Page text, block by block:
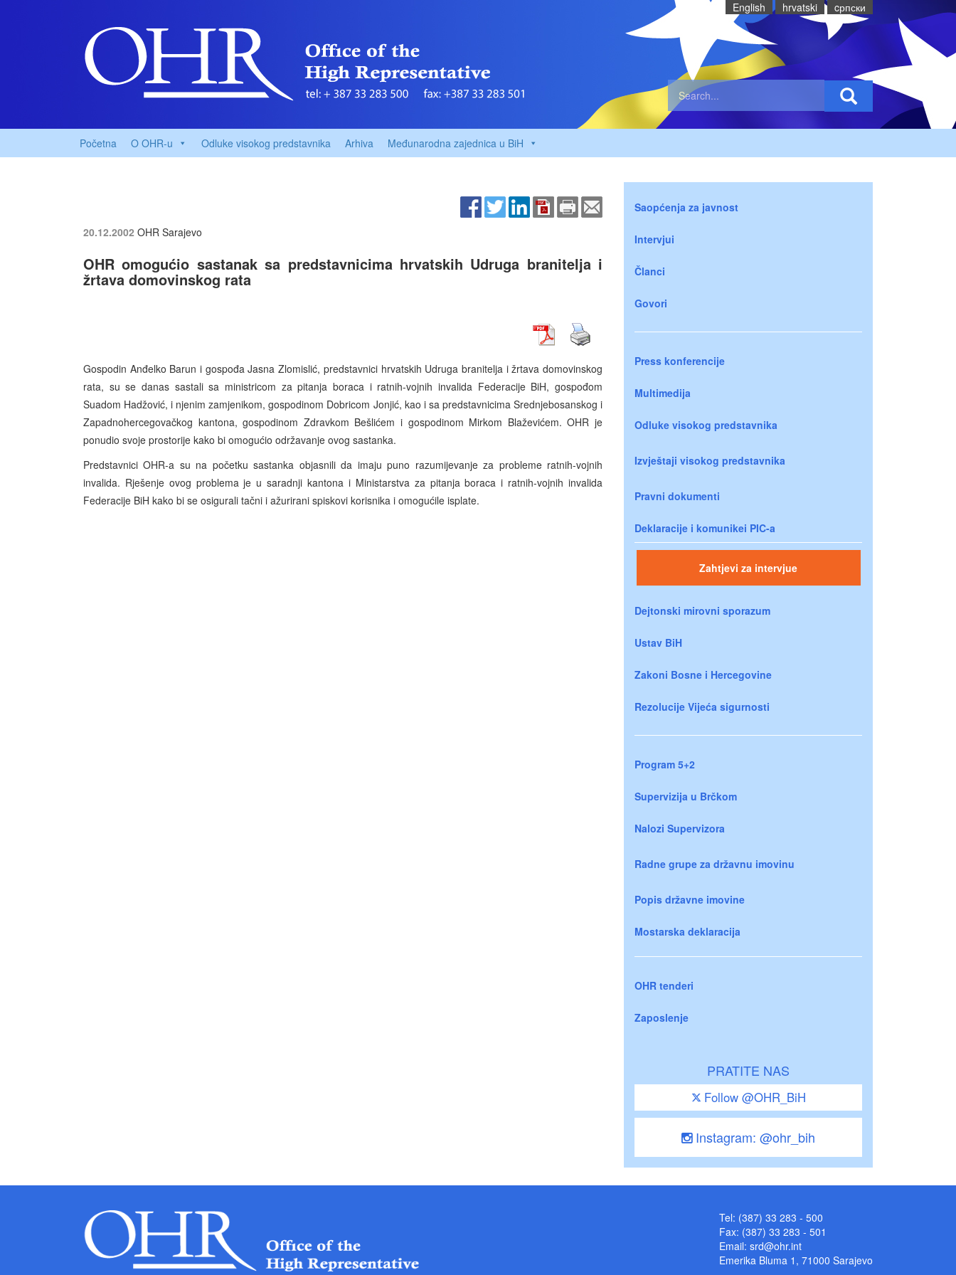
English hrvatski cрпски
Početna O OHR-u Odluke visokog predstavnika Arhiva Međunarodna zajednica u BiH
20.12.2002 OHR Sarajevo
OHR omogućio sastanak sa predstavnicima hrvatskih Udruga branitelja i
žrtava domovinskog rata
Gospodin Anđelko Barun i gospođa Jasna Zlomislić, predstavnici hrvatskih Udruga branitelja i žrtava domovinskog
rata, su se danas sastali sa ministricom za pitanja boraca i ratnih-vojnih invalida Federacije BiH, gospođom
Suadom Hadžović, i njenim zamjenikom, gospodinom Dobricom Jonjić, kao i sa predstavnicima Srednjebosanskog i
Zapadnohercegovačkog kantona, gospodinom Zdravkom Bešlićem i gospodinom Mirkom Blaževićem. OHR je
ponudio svoje prostorije kako bi omogućio održavanje ovog sastanka.
Predstavnici OHR-a su na početku sastanka objasnili da imaju puno razumijevanje za probleme ratnih-vojnih
invalida. Rješenje ovog problema je u saradnji kantona i Ministarstva za pitanja boraca i ratnih-vojnih invalida
Federacije BiH kako bi se osigurali tačni i ažurirani spiskovi korisnika i omogućile isplate.
Saopćenja za javnost
Intervjui
Članci
Govori
Press konferencije
Multimedija
Odluke visokog predstavnika
Izvještaji visokog predstavnika
Pravni dokumenti
Deklaracije i komunikei PIC-a
Zahtjevi za intervjue
Dejtonski mirovni sporazum
Ustav BiH
Zakoni Bosne i Hercegovine
Rezolucije Vijeća sigurnosti
Program 5+2
Supervizija u Brčkom
Nalozi Supervizora
Radne grupe za državnu imovinu
Popis državne imovine
Mostarska deklaracija
OHR tenderi
Zaposlenje
PRATITE NAS
Follow @OHR_BiH
Instagram: @ohr_bih
Tel: (387) 33 283 - 500
Fax: (387) 33 283 - 501
Email: srd@ohr.int
Emerika Bluma 1, 71000 Sarajevo